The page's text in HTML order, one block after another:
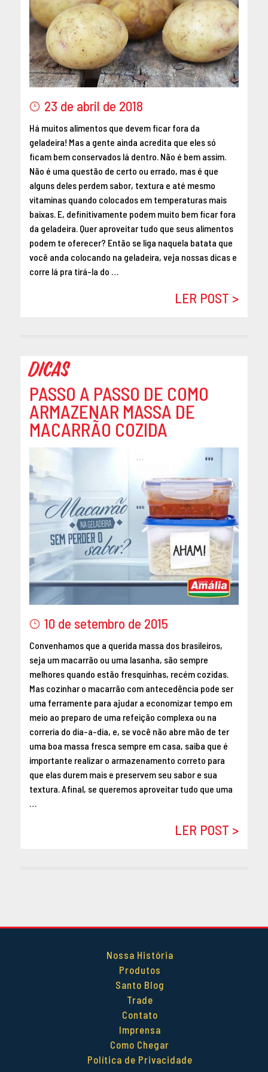
MAIO 2016
ABRIL 2016
MARÇO 2016
FEVEREIRO 2016
JANEIRO 2016
NOVEMBRO 2015
OUTUBRO 2015
SETEMBRO 2015
AGOSTO 2015
JUNHO 2015
ABRIL 2015
MARÇO 2015
FEVEREIRO 2015
JANEIRO 2015
23 de abril de 2018
Há muitos alimentos que devem ficar fora da
geladeira! Mas a gente ainda acredita que eles só
ficam bem conservados lá dentro. Não é bem assim.
Não é uma questão de certo ou errado, mas é que
alguns deles perdem sabor, textura e até mesmo
vitaminas quando colocados em temperaturas mais
baixas. E, definitivamente podem muito bem ficar fora
da geladeira. Quer aproveitar tudo que seus alimentos
podem te oferecer? Então se liga naquela batata que
você anda colocando na geladeira, veja nossas dicas e
corre lá pra tirá-la do …
LER POST >
Dicas
PASSO A PASSO DE COMO
ARMAZENAR MASSA DE
MACARRÃO COZIDA
10 de setembro de 2015
Convenhamos que a querida massa dos brasileiros,
seja um macarrão ou uma lasanha, são sempre
melhores quando estão fresquinhas, recém cozidas.
Mas cozinhar o macarrão com antecedência pode ser
uma ferramente para ajudar a economizar tempo em
meio ao preparo de uma refeição complexa ou na
correria do dia-a-dia, e, se você não abre mão de ter
uma boa massa fresca sempre em casa, saiba que é
importante realizar o armazenamento correto para
que elas durem mais e preservem seu sabor e sua
textura. Afinal, se queremos aproveitar tudo que uma
…
LER POST >
Nossa História
Produtos
Santo Blog
Trade
Contato
Imprensa
Como Chegar
Política de Privacidade